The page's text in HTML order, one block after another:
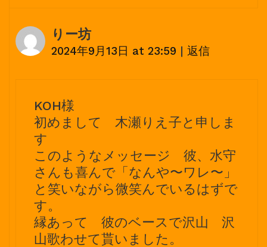
りー坊
2024年9月13日 at 23:59 返信
KOH様
初めまして 木瀬りえ子と申しま
す
このようなメッセージ 彼、水守
さんも喜んで「なんや〜ワレ〜」
と笑いながら微笑んでいるはずで
す。
縁あって 彼のベースで沢山 沢
山歌わせて貰いました。